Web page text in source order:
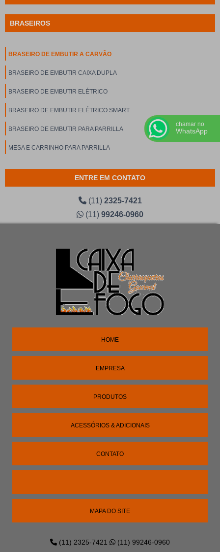
BRASEIROS
BRASEIRO DE EMBUTIR A CARVÃO
BRASEIRO DE EMBUTIR CAIXA DUPLA
BRASEIRO DE EMBUTIR ELÉTRICO
BRASEIRO DE EMBUTIR ELÉTRICO SMART
BRASEIRO DE EMBUTIR PARA PARRILLA
MESA E CARRINHO PARA PARRILLA
ENTRE EM CONTATO
(11) 2325-7421
(11) 99246-0960
HOME
EMPRESA
PRODUTOS
ACESSÓRIOS & ADICIONAIS
CONTATO
MAPA DO SITE
(11) 2325-7421 (11) 99246-0960
chamar no
WhatsApp